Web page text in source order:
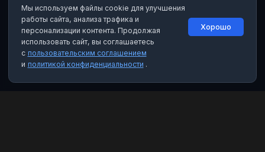
Мы используем файлы cookie для улучшения
работы сайта, анализа трафика и
персонализации контента. Продолжая
использовать сайт, вы соглашаетесь
с пользовательским соглашением
и политикой конфиденциальности .
Хорошо